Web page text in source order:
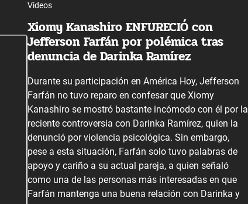
Videos
Xiomy Kanashiro ENFURECIÓ con
Jefferson Farfán por polémica tras
denuncia de Darinka Ramírez
Durante su participación en América Hoy, Jefferson
Farfán no tuvo reparo en confesar que Xiomy
Kanashiro se mostró bastante incómodo con él por la
reciente controversia con Darinka Ramírez, quien la
denunció por violencia psicológica. Sin embargo,
pese a esta situación, Farfán solo tuvo palabras de
apoyo y cariño a su actual pareja, a quien señaló
como una de las personas más interesadas en que
Farfán mantenga una buena relación con Darinka y